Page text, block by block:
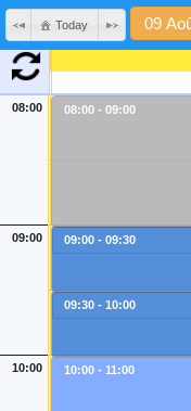
Today
08:00
09:00
10:00
08:00 - 09:00
09:00 - 09:30
09:30 - 10:00
10:00 - 11:00